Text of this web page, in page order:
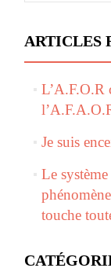
ARTICLES
L’A.F.O.R
Je suis
Le
touche